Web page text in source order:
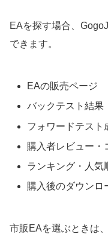
判・信頼性の確認
EAを探す場合、
できます。
EAの販売ページ
バックテスト結果
フォワードテスト
購入者レビュー・
ランキング・人気
購入後のダウンロ
市販EAを選ぶときは